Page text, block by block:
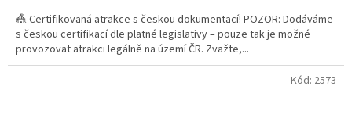
🎪 Certifikovaná atrakce s českou dokumentací! POZOR: Dodáváme
s českou certifikací dle platné legislativy – pouze tak je možné
provozovat atrakci legálně na území ČR. Zvažte,...
Kód: 2573